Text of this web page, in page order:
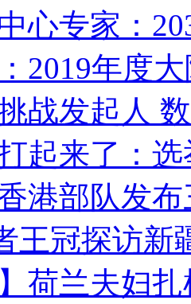
心专家：
2019年度
战发起人
起来了：
港部队发
王冠探访新
】荷兰夫妇